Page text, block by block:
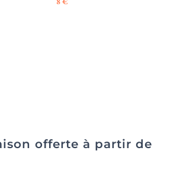
offerte à partir de